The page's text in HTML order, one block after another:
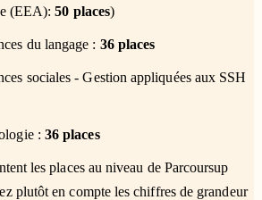
(EEA):50 places)
du langage : 36 places
sociales - Gestion appliquées aux SSH
: 36 places
les places au niveau de Parcoursup
plutôt en compte les chiffres de grandeur